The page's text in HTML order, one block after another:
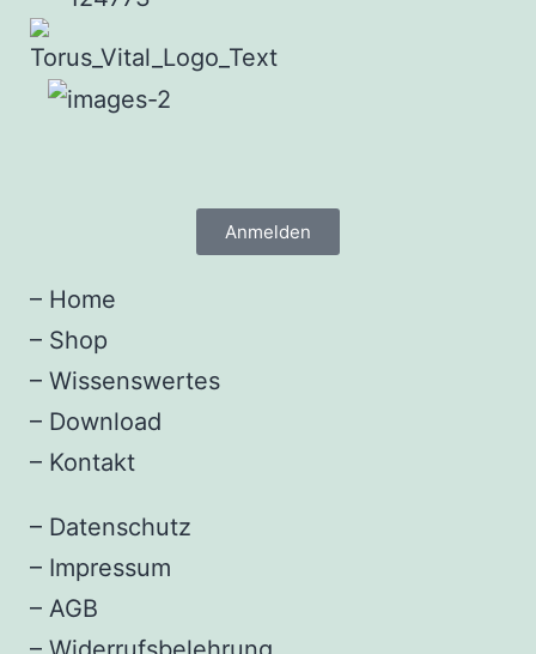
Anmelden
– Home
– Shop
– Wissenswertes
– Download
– Kontakt
– Datenschutz
– Impressum
– AGB